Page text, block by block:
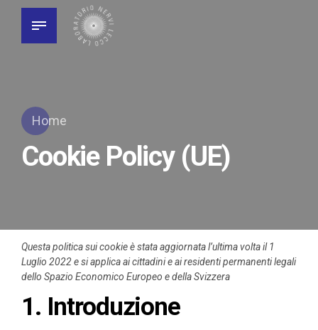
Home
Cookie Policy (UE)
Questa politica sui cookie è stata aggiornata l’ultima volta il 1
Luglio 2022 e si applica ai cittadini e ai residenti permanenti legali
dello Spazio Economico Europeo e della Svizzera
1. Introduzione